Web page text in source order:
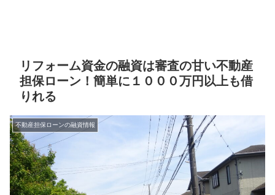
リフォーム資金の融資は審査の甘い不動産
担保ローン！簡単に１０００万円以上も借
りれる
不動産担保ローンの融資情報